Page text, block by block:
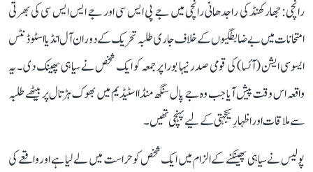
رانچی: جھارکھنڈ کی راجدھانی رانچی میں جے پی ایس سی اور جے ایس ایس سی کی بھرتی
امتحانات میں بے ضابطگیوں کے خلاف جاری طلبہ تحریک کے دوران آل انڈیا اسٹوڈنٹس
ایسوسی ایشن (آئسا) کی قومی صدر نیہا بورا پر جمعہ کو ایک شخص نے سیاہی پھینک دی۔ یہ
واقعہ اس وقت پیش آیا جب وہ جے پال سنگھ منڈا اسٹیڈیم میں بھوک ہڑتال پر بیٹھے طلبہ
سے ملاقات اور اظہارِ یکجہتی کے لیے پہنچی تھیں۔
پولیس نے سیاہی پھینکنے کے الزام میں ایک شخص کو حراست میں لے لیا ہے اور واقعے کی